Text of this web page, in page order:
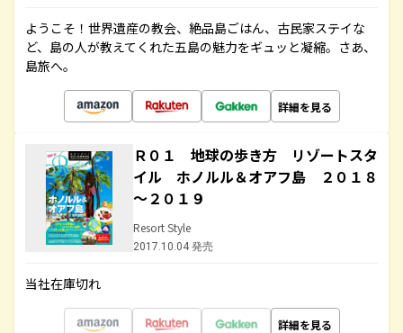
ようこそ！世界遺産の教会、絶品島ごはん、古民家ステイな
ど、島の人が教えてくれた五島の魅力をギュッと凝縮。さあ、
島旅へ。
詳細を見る
Ｒ０１ 地球の歩き方 リゾートスタ
イル ホノルル＆オアフ島 ２０１８
～２０１９
Resort Style
2017.10.04 発売
当社在庫切れ
詳細を見る